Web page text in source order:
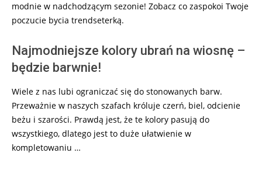
modnie w nadchodzącym sezonie! Zobacz co zaspokoi Twoje
poczucie bycia trendseterką.
Najmodniejsze kolory ubrań na wiosnę –
będzie barwnie!
Wiele z nas lubi ograniczać się do stonowanych barw.
Przeważnie w naszych szafach króluje czerń, biel, odcienie
beżu i szarości. Prawdą jest, że te kolory pasują do
wszystkiego, dlatego jest to duże ułatwienie w
kompletowaniu …